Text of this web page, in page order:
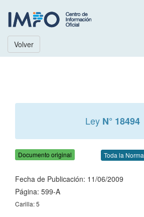
Volver
Ley N° 18494
Documento original Toda la Norma
Fecha de Publicación: 11/06/2009
Página: 599-A
Carilla: 5